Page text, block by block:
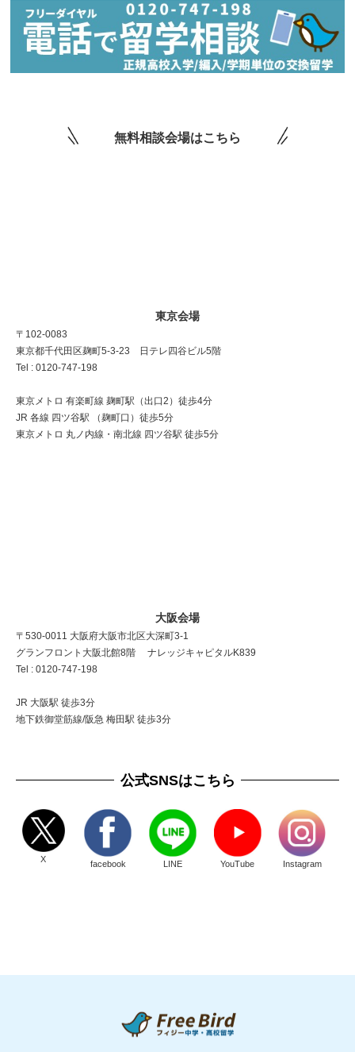
無料相談会場はこちら
東京会場
〒102-0083
東京都千代田区麹町5-3-23 日テレ四谷ビル5階
Tel : 0120-747-198
東京メトロ 有楽町線 麹町駅（出口2）徒歩4分
JR 各線 四ツ谷駅 （麹町口）徒歩5分
東京メトロ 丸ノ内線・南北線 四ツ谷駅 徒歩5分
大阪会場
〒530-0011 大阪府大阪市北区大深町3-1
グランフロント大阪北館8階 ナレッジキャピタルK839
Tel : 0120-747-198
JR 大阪駅 徒歩3分
地下鉄御堂筋線/阪急 梅田駅 徒歩3分
公式SNSはこちら
X facebook LINE YouTube Instagram